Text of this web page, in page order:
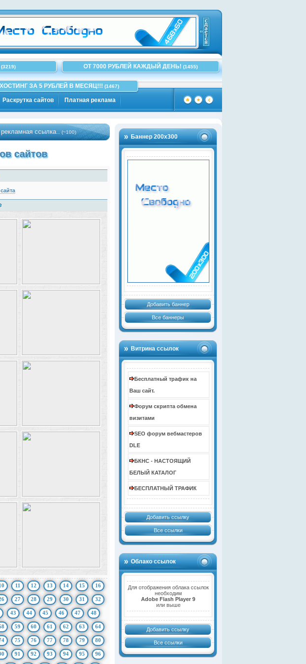
(3219) ОТ 7000 РУБЛЕЙ КАЖДЫЙ ДЕНЬ! (1455)
ХОСТИНГ ЗА 5 РУБЛЕЙ В МЕСЯЦ!!! (1467)
Раскрутка сайтов Платная реклама
Баннер 200х300
Добавить баннер
Все баннеры
Витрина ссылок
Бесплатный трафик на
Ваш сайт.
Форум скрипта обмена
визитами
SEO форум вебмастеров
DLE
БКНС - НАСТОЯЩИЙ
БЕЛЫЙ КАТАЛОГ
БЕСПЛАТНЫЙ ТРАФИК
Добавить ссылку
Все ссылки
Облако ссылок
Для отображения облака ссылок
необходим
Adobe Flash Player 9
или выше
Добавить ссылку
Все ссылки
ссылка..(~100)
сайтов
11 12 13 14 15 16
27 28 29 30 31 32
43 44 45 46 47 48
59 60 61 62 63 64
75 76 77 78 79 80
91 92 93 94 95 96